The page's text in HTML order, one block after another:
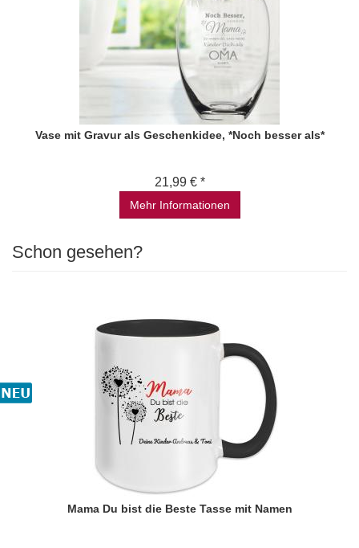
Vase mit Gravur als Geschenkidee, *Noch besser als*
21,99 € *
Mehr Informationen
Schon gesehen?
Mama Du bist die Beste Tasse mit Namen